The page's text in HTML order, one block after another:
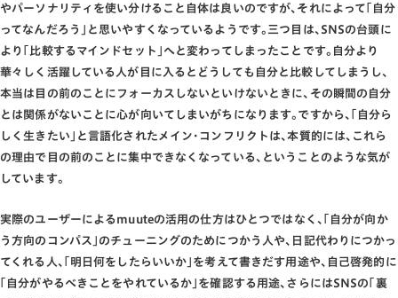
やパーソナリティを使い分けること自体は良いのですが､それによって｢自分
ってなんだろう｣と思いやすくなっているようです｡三つ目は､SNSの台頭に
より｢比較するマインドセット｣へと変わってしまったことです｡自分より
華々しく活躍している人が目に入るとどうしても自分と比較してしまうし､
本当は目の前のことにフォーカスしないといけないときに､その瞬間の自分
とは関係がないことに心が向いてしまいがちになります｡ですから､｢自分ら
しく生きたい｣と言語化されたメイン･コンフリクトは､本質的には､これら
の理由で目の前のことに集中できなくなっている､ということのような気が
しています｡
実際のユーザーによるmuuteの活用の仕方はひとつではなく､｢自分が向か
う方向のコンパス｣のチューニングのためにつかう人や､日記代わりにつかっ
てくれる人､｢明日何をしたらいいか｣を考えて書きだす用途や､自己啓発的に
｢自分がやるべきことをやれているか｣を確認する用途､さらにはSNSの｢裏